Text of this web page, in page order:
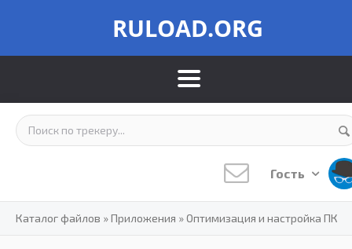
RULOAD.ORG
Гость
Каталог файлов »Приложения »Оптимизация и настройка ПК